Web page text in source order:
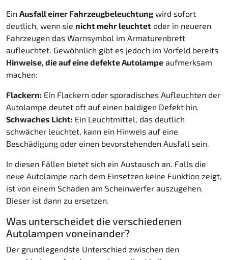
Ein Ausfall einer Fahrzeugbeleuchtung wird sofort
deutlich, wenn sie nicht mehr leuchtet oder in neueren
Fahrzeugen das Warnsymbol im Armaturenbrett
aufleuchtet. Gewöhnlich gibt es jedoch im Vorfeld bereits
Hinweise, die auf eine defekte Autolampe aufmerksam
machen:
Flackern: Ein Flackern oder sporadisches Aufleuchten der
Autolampe deutet oft auf einen baldigen Defekt hin.
Schwaches Licht: Ein Leuchtmittel, das deutlich
schwächer leuchtet, kann ein Hinweis auf eine
Beschädigung oder einen bevorstehenden Ausfall sein.
In diesen Fällen bietet sich ein Austausch an. Falls die
neue Autolampe nach dem Einsetzen keine Funktion zeigt,
ist von einem Schaden am Scheinwerfer auszugehen.
Dieser ist dann zu ersetzen.
Was unterscheidet die verschiedenen
Autolampen voneinander?
Der grundlegendste Unterschied zwischen den